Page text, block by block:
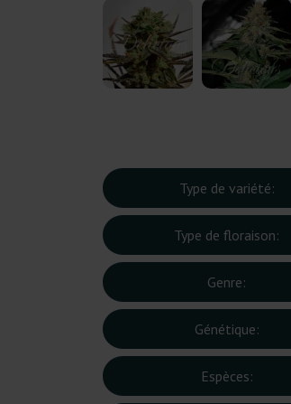
Type de variété:
Type de floraison:
Genre:
Génétique:
Espèces: